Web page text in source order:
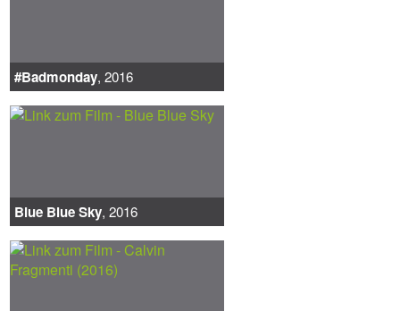
#Badmonday, 2016
Blue Blue Sky, 2016